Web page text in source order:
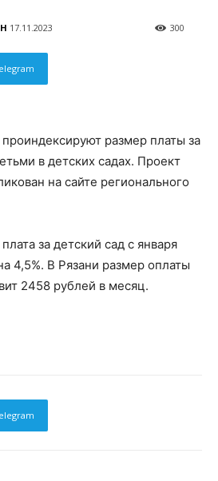
17.11.2023 300
размер платы за
в детских садах. Проект
на сайте регионального
за детский сад с января
4,5%. В Рязани размер оплаты
2458 рублей в месяц.